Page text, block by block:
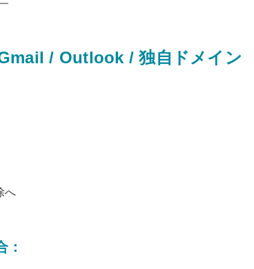
/ Outlook / 独自ドメイン
へ
：